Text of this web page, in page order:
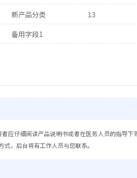
新产品分类
13
备用字段1
应仔细阅读产品说明书或者在医务人员的指导下
，后台将有工作人员与您联系。